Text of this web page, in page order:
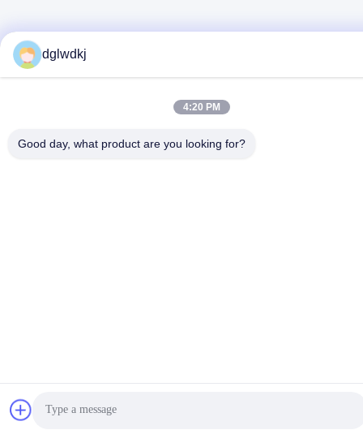
dglwdkj
4:20 PM
Good day, what product are you looking for?